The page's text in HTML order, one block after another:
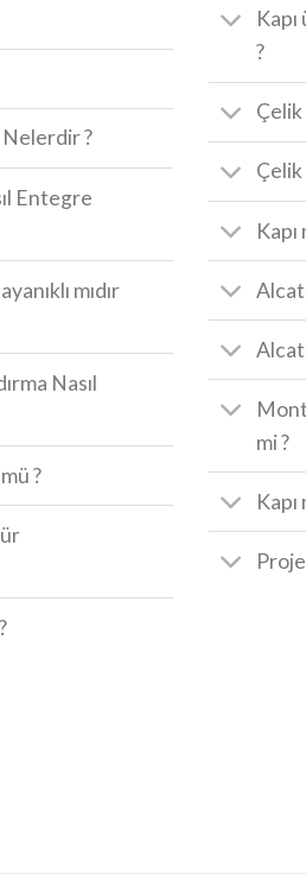
Nelerdir ?
Entegre
mıdır
Nasıl
?
?
Çelik
Çelik
mi ?